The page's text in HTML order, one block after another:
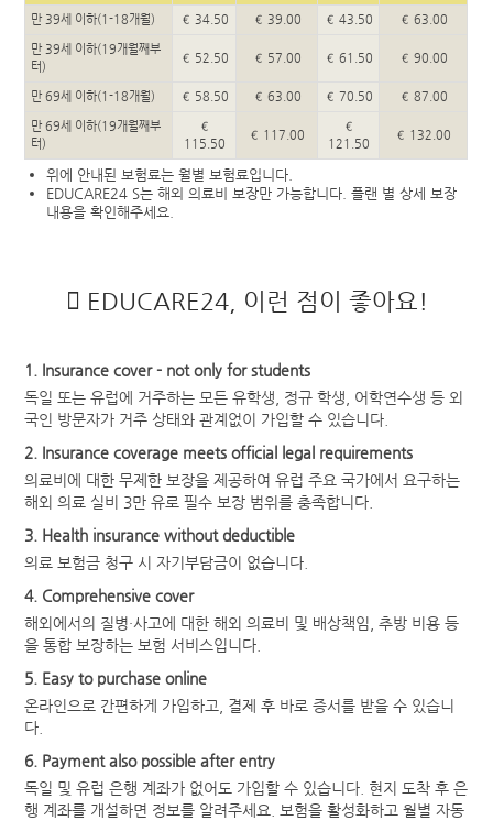
만 39세 이하(1-18개월) € 34.50 € 39.00 € 43.50 € 63.00
만 39세 이하(19개월째부
터)
€ 52.50 € 57.00 € 61.50 € 90.00
만 69세 이하(1-18개월) € 58.50 € 63.00 € 70.50 € 87.00
만 69세 이하(19개월째부
터)
€
115.50
€ 117.00
€
121.50
€ 132.00
위에 안내된 보험료는 월별 보험료입니다.
EDUCARE24 S는 해외 의료비 보장만 가능합니다. 플랜 별 상세 보장
내용을 확인해주세요.
EDUCARE24, 이런 점이 좋아요!
1. Insurance cover - not only for students
독일 또는 유럽에 거주하는 모든 유학생, 정규 학생, 어학연수생 등 외
국인 방문자가 거주 상태와 관계없이 가입할 수 있습니다.
2. Insurance coverage meets official legal requirements
의료비에 대한 무제한 보장을 제공하여 유럽 주요 국가에서 요구하는
해외 의료 실비 3만 유로 필수 보장 범위를 충족합니다.
3. Health insurance without deductible
의료 보험금 청구 시 자기부담금이 없습니다.
4. Comprehensive cover
해외에서의 질병·사고에 대한 해외 의료비 및 배상책임, 추방 비용 등
을 통합 보장하는 보험 서비스입니다.
5. Easy to purchase online
온라인으로 간편하게 가입하고, 결제 후 바로 증서를 받을 수 있습니
다.
6. Payment also possible after entry
독일 및 유럽 은행 계좌가 없어도 가입할 수 있습니다. 현지 도착 후 은
행 계좌를 개설하면 정보를 알려주세요. 보험을 활성화하고 월별 자동